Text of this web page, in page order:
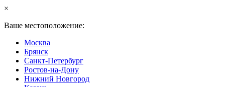
×
Ваше местоположение:
Москва
Брянск
Санкт-Петербург
Ростов-на-Дону
Нижний Новгород